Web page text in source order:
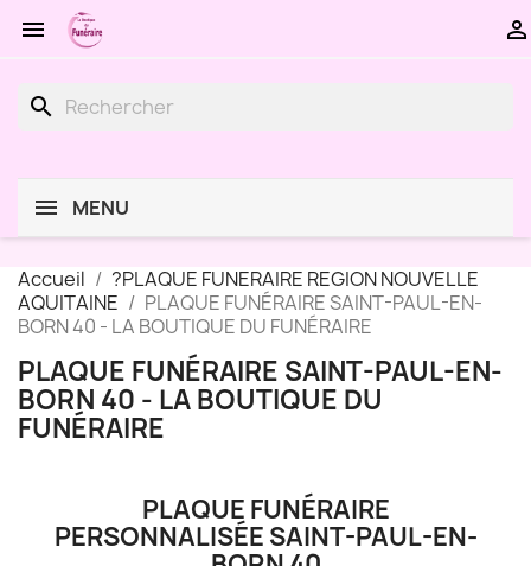
 
search
MENU
Accueil
?PLAQUE FUNERAIRE REGION NOUVELLE
AQUITAINE
PLAQUE FUNÉRAIRE SAINT-PAUL-EN-
BORN 40 - LA BOUTIQUE DU FUNÉRAIRE
PLAQUE FUNÉRAIRE SAINT-PAUL-EN-
BORN 40 - LA BOUTIQUE DU
FUNÉRAIRE
PLAQUE FUNÉRAIRE
PERSONNALISÉE SAINT-PAUL-EN-